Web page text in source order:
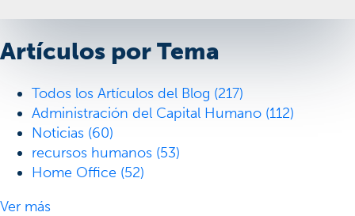
Artículos por Tema
Todos los Artículos del Blog (217)
Administración del Capital Humano (112)
Noticias (60)
recursos humanos (53)
Home Office (52)
Ver más